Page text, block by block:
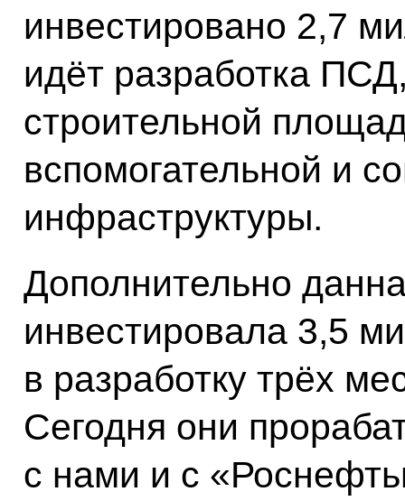
инвестировано 2,7
идёт разработка
строительной
вспомогательной и
инфраструктуры.
Дополнительно
инвестировала 3,5
в разработку трёх
Сегодня они
с нами и с